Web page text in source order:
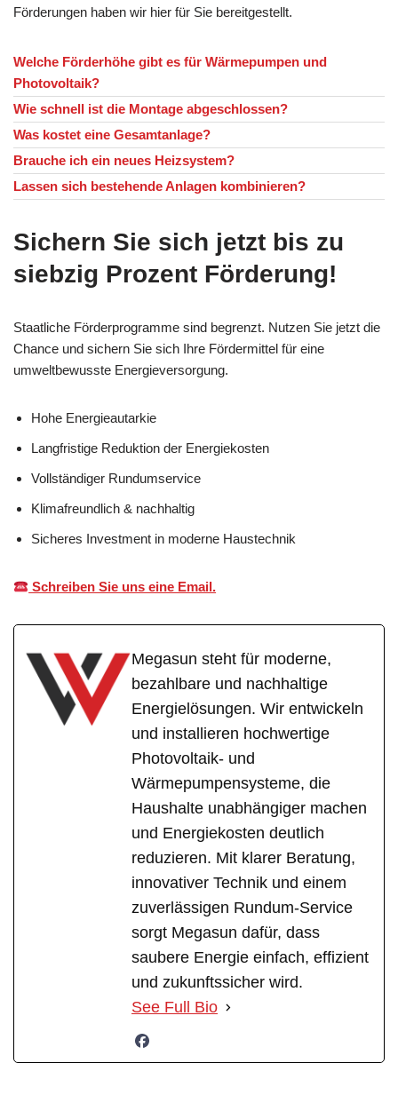
Förderungen haben wir hier für Sie bereitgestellt.
Welche Förderhöhe gibt es für Wärmepumpen und
Photovoltaik?
Wie schnell ist die Montage abgeschlossen?
Was kostet eine Gesamtanlage?
Brauche ich ein neues Heizsystem?
Lassen sich bestehende Anlagen kombinieren?
Sichern Sie sich jetzt bis zu
siebzig Prozent Förderung!
Staatliche Förderprogramme sind begrenzt. Nutzen Sie jetzt die
Chance und sichern Sie sich Ihre Fördermittel für eine
umweltbewusste Energieversorgung.
Hohe Energieautarkie
Langfristige Reduktion der Energiekosten
Vollständiger Rundumservice
Klimafreundlich & nachhaltig
Sicheres Investment in moderne Haustechnik
Schreiben Sie uns eine Email.
Megasun steht für moderne,
bezahlbare und nachhaltige
Energielösungen. Wir entwickeln
und installieren hochwertige
Photovoltaik- und
Wärmepumpensysteme, die
Haushalte unabhängiger machen
und Energiekosten deutlich
reduzieren. Mit klarer Beratung,
innovativer Technik und einem
zuverlässigen Rundum-Service
sorgt Megasun dafür, dass
saubere Energie einfach, effizient
und zukunftssicher wird.
See Full Bio